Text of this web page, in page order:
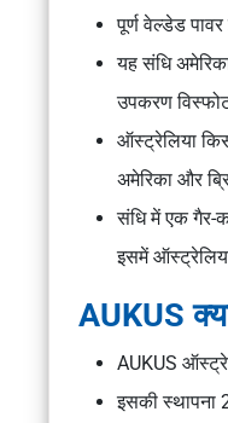
पूर्ण वेल्डेड
यह संधि
उपकरण
ऑस्ट्रेलिया
अमेरिका और
संधि में एक गैर-
इसमें
AUKUS
AUKUS
इसकी स्थापना